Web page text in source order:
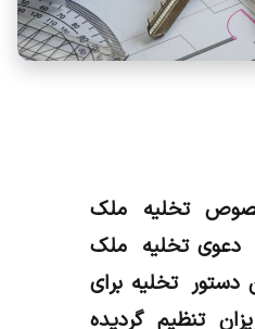
تخلیه ملک
تخلیه ملک
تخلیه برای
تنظیم گردیده